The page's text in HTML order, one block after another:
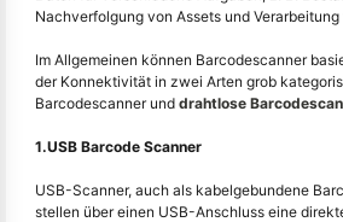
Nachverfolgung von Assets und
Im Allgemeinen können Barcodescanner
der Konnektivität in zwei Arten grob
Barcodescanner und drahtlose
1.USB Barcode Scanner
USB-Scanner, auch als kabelgebundene
stellen über einen USB-Anschluss eine